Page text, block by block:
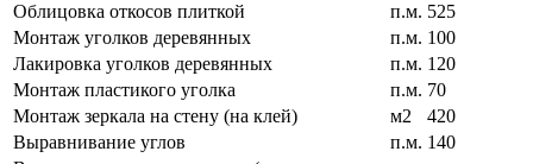
Облицовка откосов плиткой
п.м. 525
Монтаж уголков деревянных
п.м. 100
Лакировка уголков деревянных
п.м. 120
Монтаж пластикого уголка
п.м. 70
Монтаж зеркала на стену (на клей)
м2
420
Выравнивание углов
п.м. 140